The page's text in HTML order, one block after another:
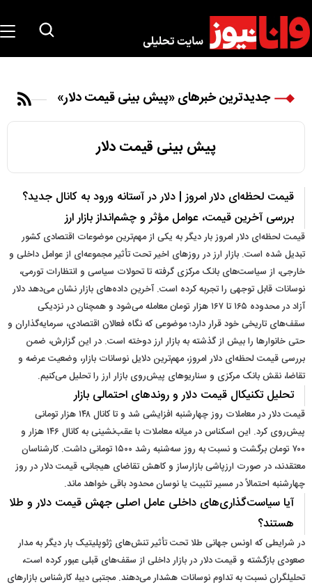
جدیدترین خبرهای «پیش بینی قیمت دلار»
پیش بینی قیمت دلار
قیمت لحظه‌ای دلار امروز | دلار در آستانه ورود به کانال جدید؟
بررسی آخرین قیمت، عوامل مؤثر و چشم‌انداز بازار ارز
قیمت لحظه‌ای دلار امروز بار دیگر به یکی از مهم‌ترین موضوعات اقتصادی کشور
تبدیل شده است. بازار ارز در روزهای اخیر تحت تأثیر مجموعه‌ای از عوامل داخلی و
خارجی، از سیاست‌های بانک مرکزی گرفته تا تحولات سیاسی و انتظارات تورمی،
نوسانات قابل توجهی را تجربه کرده است. آخرین داده‌های بازار نشان می‌دهد دلار
آزاد در محدوده ۱۶۵ تا ۱۶۷ هزار تومان معامله می‌شود و همچنان در نزدیکی
سقف‌های تاریخی خود قرار دارد؛ موضوعی که نگاه فعالان اقتصادی، سرمایه‌گذاران و
حتی خانوارها را بیش از گذشته به بازار ارز دوخته است. در این گزارش، ضمن
بررسی قیمت لحظه‌ای دلار امروز، مهم‌ترین دلایل نوسانات بازار، وضعیت عرضه و
تقاضا، نقش بانک مرکزی و سناریوهای پیش‌روی بازار ارز را تحلیل می‌کنیم.
تحلیل تکنیکال قیمت دلار و روندهای احتمالی بازار
قیمت دلار در معاملات روز چهارشنبه افزایشی شد و تا کانال ۱۴۸ هزار تومانی
پیش‌روی کرد. این اسکناس در میانه معاملات با عقب‌نشینی به کانال ۱۴۶ هزار و
۷۰۰ تومان برگشت و نسبت به روز سه‌شنبه رشد ۱۵۰۰ تومانی داشت. کارشناسان
معتقدند، در صورت ارزپاشی بازارساز و کاهش تقاضای هیجانی، قیمت دلار در روز
چهارشنبه احتمالاً در مسیر تثبیت یا نوسان محدود باقی خواهد ماند.
آیا سیاست‌گذاری‌های داخلی عامل اصلی جهش قیمت دلار و طلا
هستند؟
در شرایطی که اونس جهانی طلا تحت تأثیر تنش‌های ژئوپلیتیک بار دیگر به مدار
صعودی بازگشته و قیمت دلار در بازار داخلی از سقف‌های قبلی عبور کرده است،
تحلیلگران نسبت به تداوم نوسانات هشدار می‌دهند. مجتبی دیبا، کارشناس بازارهای